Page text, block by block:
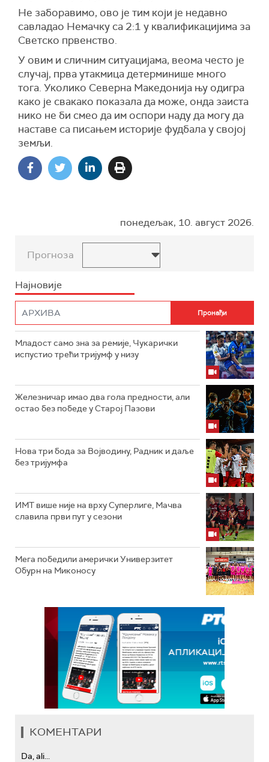
Не заборавимо, ово је тим који је недавно
савладао Немачку са 2:1 у квалификацијима за
Светско првенство.
У овим и сличним ситуацијама, веома често је
случај, прва утакмица детерминише много
тога. Уколико Северна Македонија њу одигра
како је свакако показала да може, онда заиста
нико не би смео да им оспори наду да могу да
наставе са писањем историје фудбала у својој
земљи.
понедељак, 10. август 2026.
Прогноза
Најновије
Младост само зна за ремије, Чукарички
испустио трећи тријумф у низу
Железничар имао два гола предности, али
остао без победе у Старој Пазови
Нова три бода за Војводину, Радник и даље
без тријумфа
ИМТ више није на врху Суперлиге, Мачва
славила први пут у сезони
Мега победили амерички Универзитет
Обурн на Миконосу
КОМЕНТАРИ
Da, ali...